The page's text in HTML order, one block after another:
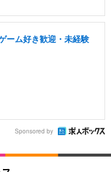
ーム好き歓迎・未経験
Sponsored by